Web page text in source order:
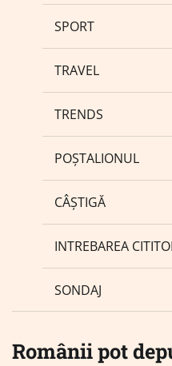
SPORT
TRAVEL
TRENDS
POȘTALIONUL
CÂȘTIGĂ
INTREBAREA
SONDAJ
Românii pot